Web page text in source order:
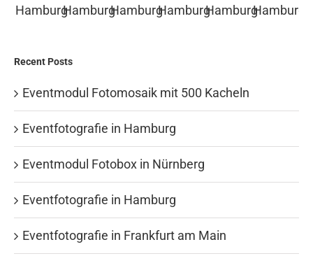
Recent Posts
Eventmodul Fotomosaik mit 500 Kacheln
Eventfotografie in Hamburg
Eventmodul Fotobox in Nürnberg
Eventfotografie in Hamburg
Eventfotografie in Frankfurt am Main